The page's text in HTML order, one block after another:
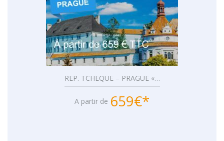
REP. TCHEQUE – PRAGUE «…
A partir de 659€*